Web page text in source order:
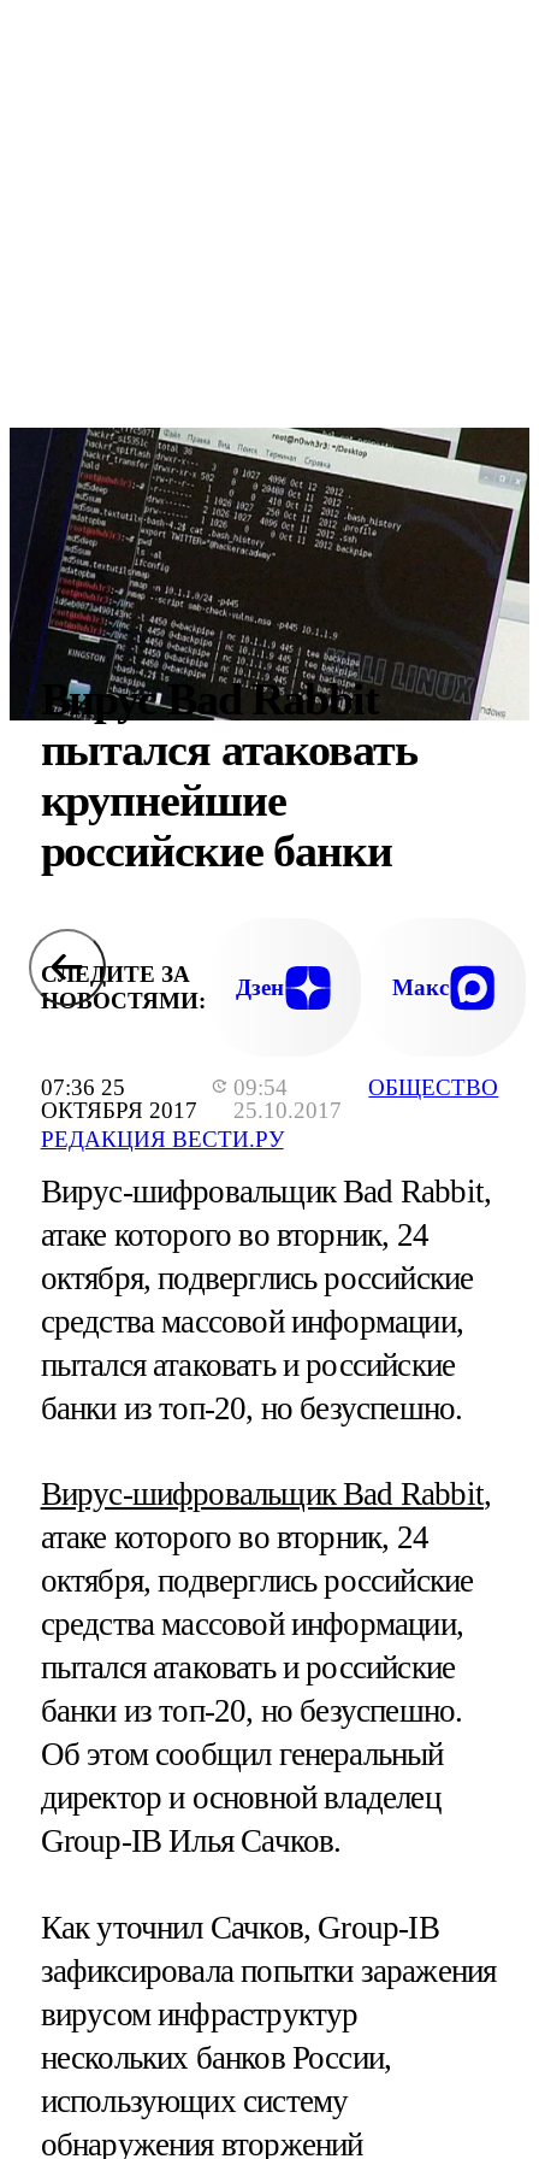
07:36 25
ОКТЯБРЯ 2017
09:54
25.10.2017
РЕДАКЦИЯ ВЕСТИ.РУ
ОБЩЕСТВО
Вирус Bad Rabbit
пытался атаковать
крупнейшие
российские банки
СЛЕДИТЕ ЗА
НОВОСТЯМИ:
Дзен Макс
Вирус-шифровальщик Bad Rabbit,
атаке которого во вторник, 24
октября, подверглись российские
средства массовой информации,
пытался атаковать и российские
банки из топ-20, но безуспешно.
Вирус-шифровальщик Bad Rabbit,
атаке которого во вторник, 24
октября, подверглись российские
средства массовой информации,
пытался атаковать и российские
банки из топ-20, но безуспешно.
Об этом сообщил генеральный
директор и основной владелец
Group-IB Илья Сачков.
Как уточнил Сачков, Group-IB
зафиксировала попытки заражения
вирусом инфраструктур
нескольких банков России,
использующих систему
обнаружения вторжений